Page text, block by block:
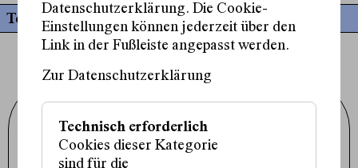
Termine
Schauspielhaus Wien GmbH
Porzellangasse 19
1090 Wien
+43 1 317 01 01
office@schauspielhaus.at
Datenschutzerklärung. Die Cookie-
Einstellungen können jederzeit über den
Link in der Fußleiste angepasst werden.
Zur Datenschutzerklärung
Technisch erforderlich
Cookies dieser Kategorie
sind für die